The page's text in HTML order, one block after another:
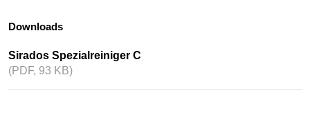
Downloads
Sirados Spezialreiniger C
(PDF, 93 KB)